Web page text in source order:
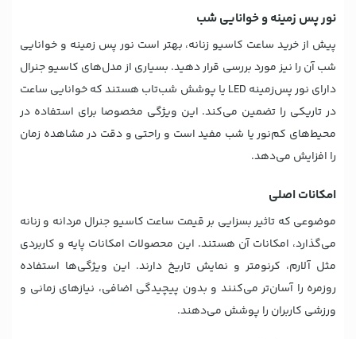
نور پس زمینه و خوانایی شب
پیش از خرید ساعت کاسیو زنانه، بهتر است نور پس زمینه و خوانایی
شب آن را نیز مورد بررسی قرار دهید. بسیاری از مدل‌های کاسیو جنرال
دارای نور پس‌زمینه LED یا پوشش شب‌تاب هستند که خوانایی ساعت
در تاریکی را تضمین می‌کند. این ویژگی مخصوصا برای استفاده در
محیط‌های کم‌نور یا شب مفید است و راحتی و دقت در مشاهده زمان
را افزایش می‌دهد.
امکانات اصلی
موضوعی که تاثیر بسزایی بر قیمت ساعت کاسیو جنرال مردانه و زنانه
می‌گذارد، امکانات آن هستند. این محصولات امکانات پایه و کاربردی
مثل آلارم، کرنومتر و نمایش تاریخ دارند. این ویژگی‌ها استفاده
روزمره را آسان‌تر می‌کنند و بدون پیچیدگی اضافی، نیازهای زمانی و
ورزشی کاربران را پوشش می‌دهند.